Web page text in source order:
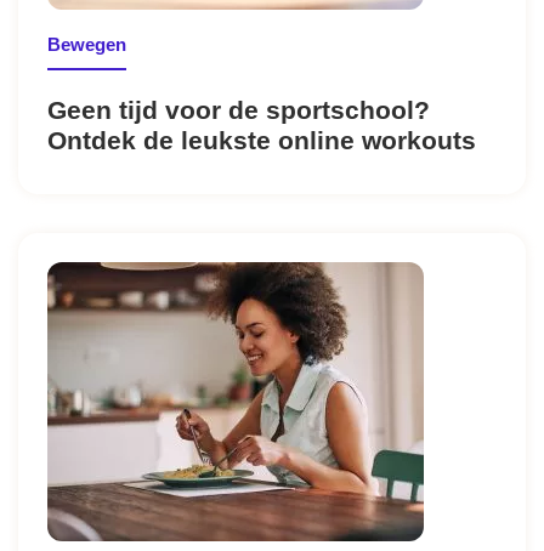
Bewegen
Geen tijd voor de sportschool?
Ontdek de leukste online workouts